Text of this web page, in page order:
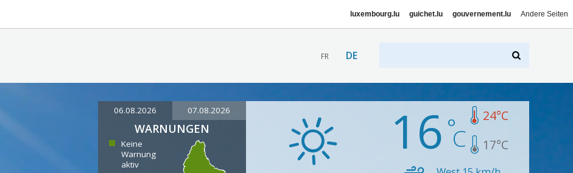
luxembourg.lu guichet.lu gouvernement.lu Andere Seiten
FR DE
06.08.2026 07.08.2026
WARNUNGEN
Keine
Warnung
aktiv
16 24°C
17°C